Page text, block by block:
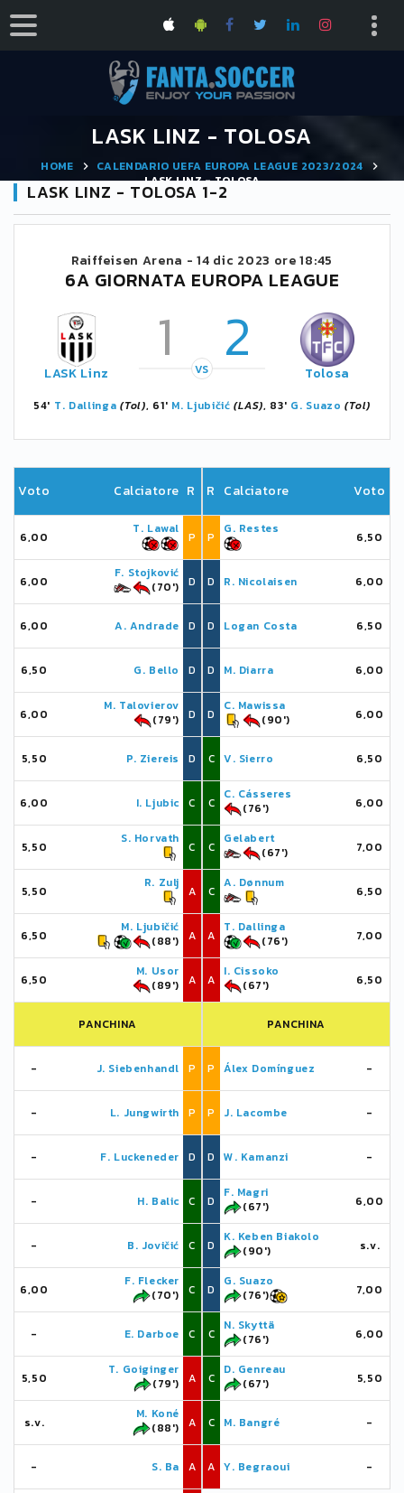
LASK LINZ - TOLOSA
HOME
CALENDARIO UEFA EUROPA LEAGUE 2023/2024
LASK LINZ - TOLOSA
LASK LINZ - TOLOSA 1-2
Raiffeisen Arena -14 dic 2023 ore 18:45
6A GIORNATA EUROPA LEAGUE
LASK Linz 1 2
VS Tolosa
54' T. Dallinga (Tol), 61' M. Ljubičić (LAS), 83' G. Suazo (Tol)
Voto Calciatore R
6,00
T. Lawal
P
6,00
F. Stojković
(70')
D
6,00 A. Andrade D
6,50 G. Bello D
6,00
M. Talovierov
(79')
D
5,50 P. Ziereis D
6,00 I. Ljubic C
5,50
S. Horvath
C
5,50
R. Zulj
A
6,50
M. Ljubičić
(88')
A
6,50
M. Usor
(89')
A
PANCHINA
- J. Siebenhandl P
- L. Jungwirth P
- F. Luckeneder D
- H. Balic C
- B. Jovičić C
6,00
F. Flecker
(70')
C
- E. Darboe C
5,50
T. Goiginger
(79')
A
s.v.
M. Koné
(88')
A
- S. Ba A
R Calciatore Voto
P
G. Restes
6,50
D R. Nicolaisen 6,00
D Logan Costa 6,50
D M. Diarra 6,00
D
C. Mawissa
(90')
6,00
C V. Sierro 6,50
C
C. Cásseres
(76')
6,00
C
Gelabert
(67')
7,00
C
A. Dønnum
6,50
A
T. Dallinga
(76')
7,00
A
I. Cissoko
(67')
6,50
PANCHINA
P Álex Domínguez -
P J. Lacombe -
D W. Kamanzi -
D
F. Magri
(67')
6,00
D
K. Keben Biakolo
(90')
s.v.
D
G. Suazo
(76')
7,00
C
N. Skyttä
(76')
6,00
C
D. Genreau
(67')
5,50
C M. Bangré -
A Y. Begraoui -